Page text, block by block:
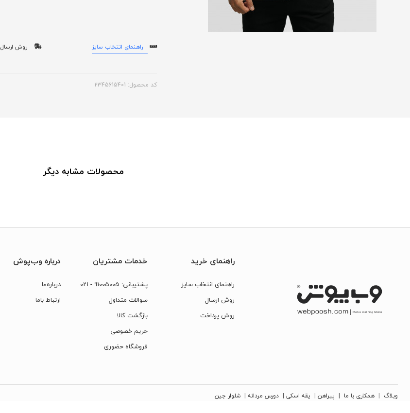
راهنمای انتخاب سایز روش ارسال
کد محصول: 2345615401
محصولات مشابه دیگر
راهنمای خرید
راهنمای انتخاب سایز
روش ارسال
روش پرداخت
خدمات مشتریان
پشتیبانی: 91005005
- 021
سوالات متداول
بازگشت کالا
حریم خصوصی
فروشگاه حضوری
درباره وب‌پوش
درباره‌ما
ارتباط‌ با‌ما
وبلاگ | همکاری با ما | پیراهن | یقه اسکی | دورس مردانه | شلوار جین